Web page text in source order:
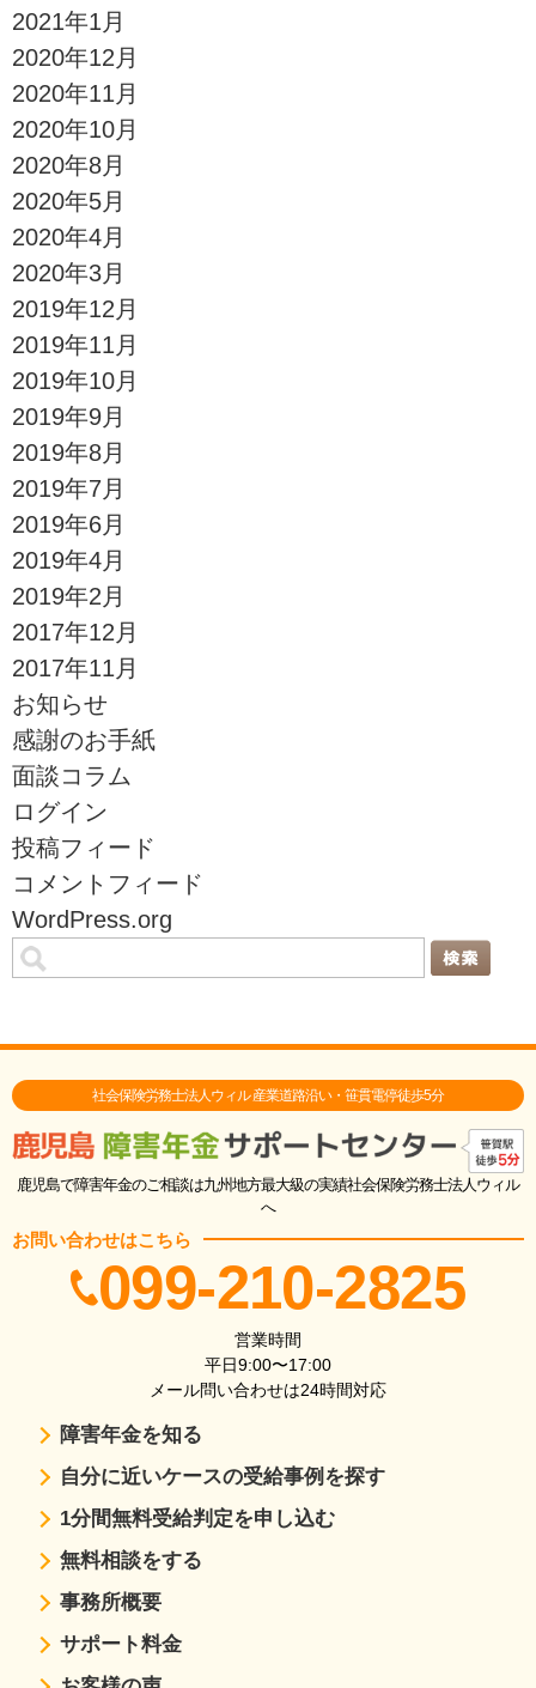
2021年1月
2020年12月
2020年11月
2020年10月
2020年8月
2020年5月
2020年4月
2020年3月
2019年12月
2019年11月
2019年10月
2019年9月
2019年8月
2019年7月
2019年6月
2019年4月
2019年2月
2017年12月
2017年11月
お知らせ
感謝のお手紙
面談コラム
ログイン
投稿フィード
コメントフィード
WordPress.org
社会保険労務士法人ウィル 産業道路沿い・笹貫電停徒歩5分
鹿児島で障害年金のご相談は九州地方最大級の実績社会保険労務士法人ウィル
へ
お問い合わせはこちら
099-210-2825
営業時間
平日9:00〜17:00
メール問い合わせは24時間対応
障害年金を知る
自分に近いケースの受給事例を探す
1分間無料受給判定を申し込む
無料相談をする
事務所概要
サポート料金